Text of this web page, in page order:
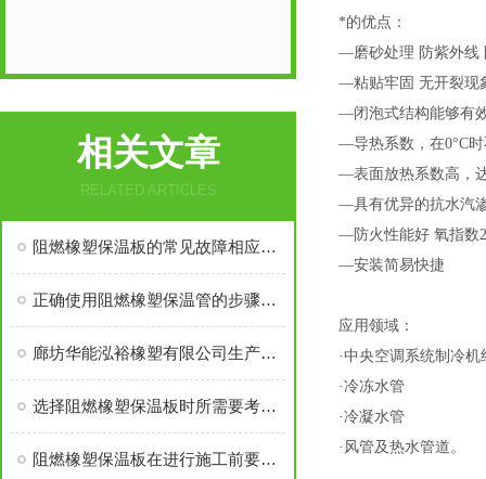
相关文章
RELATED ARTICLES
阻燃橡塑保温板的常见故障相应解决方法分享
正确使用阻燃橡塑保温管的步骤及注意事项分享
廊坊华能泓裕橡塑有限公司生产的圣裕德B1级橡塑保温棉为什么如此受欢迎？
选择阻燃橡塑保温板时所需要考虑的关键要点介绍
阻燃橡塑保温板在进行施工前要做好这些准备工作
*的优点：
—磨砂处理 防紫外线
—粘贴牢固 无开裂现
—闭泡式结构能够有
—导热系数，在0°C
—表面放热系数高，
—具有优异的抗水汽
—防火性能好 氧指数
—安装简易快捷
应用领域：
·中央空调系统制冷机
·冷冻水管
·冷凝水管
·风管及热水管道。